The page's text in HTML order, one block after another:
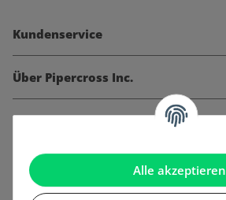
Alle akzeptieren
Kundenservice
Über Pipercross Inc.
Informationen
Gesetzliche Informationen